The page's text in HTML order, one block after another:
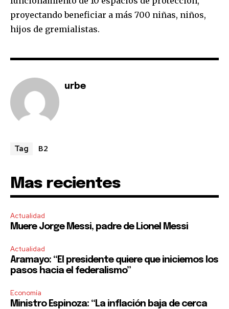
I've read and accept thePrivacy Policy.
proyectando beneficiar a más 700 niñas, niños,
hijos de gremialistas.
urbe
Tag B2
Mas recientes
Actualidad
Muere Jorge Messi, padre de Lionel Messi
Actualidad
Aramayo: “El presidente quiere que iniciemos los
pasos hacia el federalismo”
Economía
Ministro Espinoza: “La inflación baja de cerca